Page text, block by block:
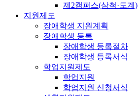
제2캠퍼스(삼척·도계)
지원제도
장애학생 지원계획
장애학생 등록
장애학생 등록절차
장애학생 등록서식
학업지원제도
학업지원
학업지원 신청서식